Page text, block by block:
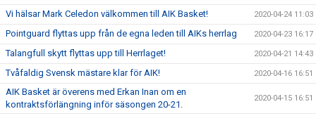
Vi hälsar Mark Celedon välkommen till AIK Basket! 2020-04-24 11:03
Pointguard flyttas upp från de egna leden till AIKs herrlag 2020-04-23 16:17
Talangfull skytt flyttas upp till Herrlaget! 2020-04-21 14:43
Tvåfaldig Svensk mästare klar för AIK! 2020-04-16 16:51
AIK Basket är överens med Erkan Inan om en
kontraktsförlängning inför säsongen 20-21.
2020-04-15 16:51